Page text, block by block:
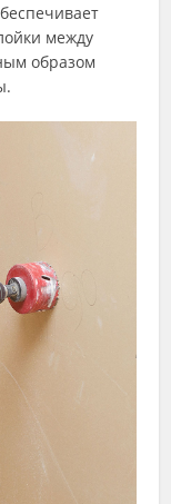
между
образом